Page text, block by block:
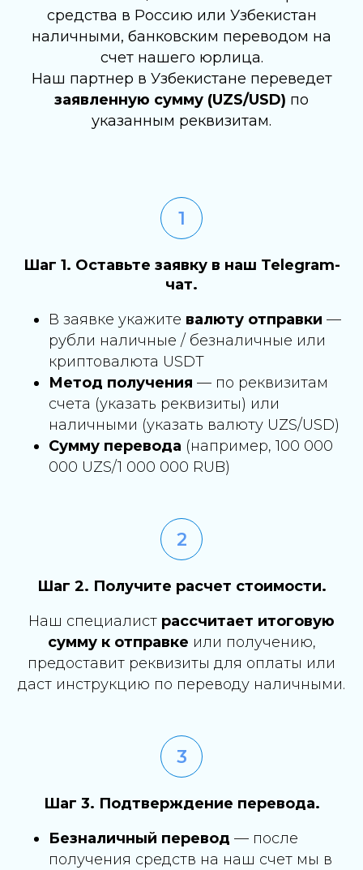
средства в Россию или Узбекистан
наличными, банковским переводом на
счет нашего юрлица.
Наш партнер в Узбекистане переведет
заявленную сумму (UZS/USD) по
указанным реквизитам.
Шаг 1. Оставьте заявку в наш Telegram-
чат.
В заявке укажите валюту отправки —
рубли наличные / безналичные или
криптовалюта USDT
Метод получения — по реквизитам
счета (указать реквизиты) или
наличными (указать валюту UZS/USD)
Сумму перевода (например, 100 000
000 UZS/1 000 000 RUB)
Шаг 2. Получите расчет стоимости.
Наш специалист рассчитает итоговую
сумму к отправке или получению,
предоставит реквизиты для оплаты или
даст инструкцию по переводу наличными.
Шаг 3. Подтверждение перевода.
Безналичный перевод — после
получения средств на наш счет мы в